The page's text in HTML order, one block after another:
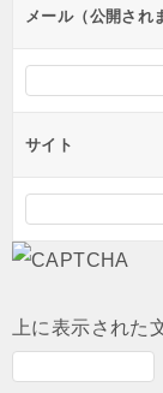
ンメール（公開され
サイト
上に表示された